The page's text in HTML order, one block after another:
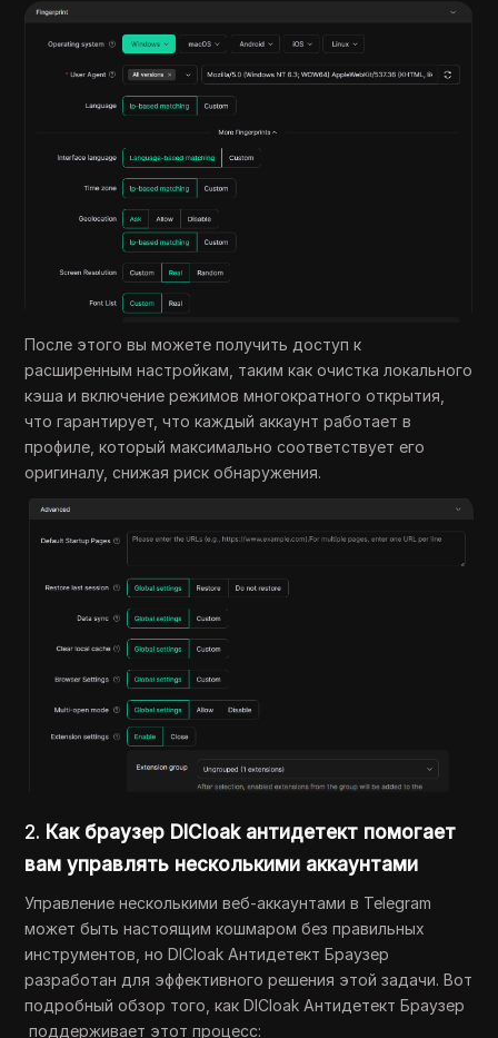
После этого вы можете получить доступ к
расширенным настройкам, таким как очистка локального
кэша и включение режимов многократного открытия,
что гарантирует, что каждый аккаунт работает в
профиле, который максимально соответствует его
оригиналу, снижая риск обнаружения.
2. Как браузер DICloak антидетект помогает
вам управлять несколькими аккаунтами
Управление несколькими веб-аккаунтами в Telegram
может быть настоящим кошмаром без правильных
инструментов, но DICloak Антидетект Браузер
разработан для эффективного решения этой задачи. Вот
подробный обзор того, как DICloak Антидетект Браузер
поддерживает этот процесс: